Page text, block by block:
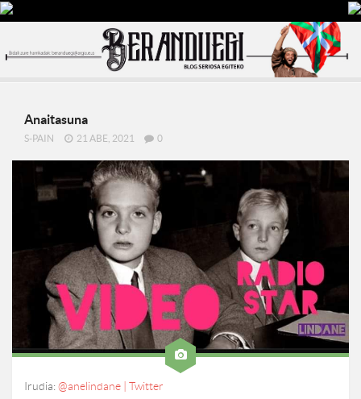
Anaitasuna
S-PAIN 21 ABE, 2021 0
Irudia:@anelindane | Twitter